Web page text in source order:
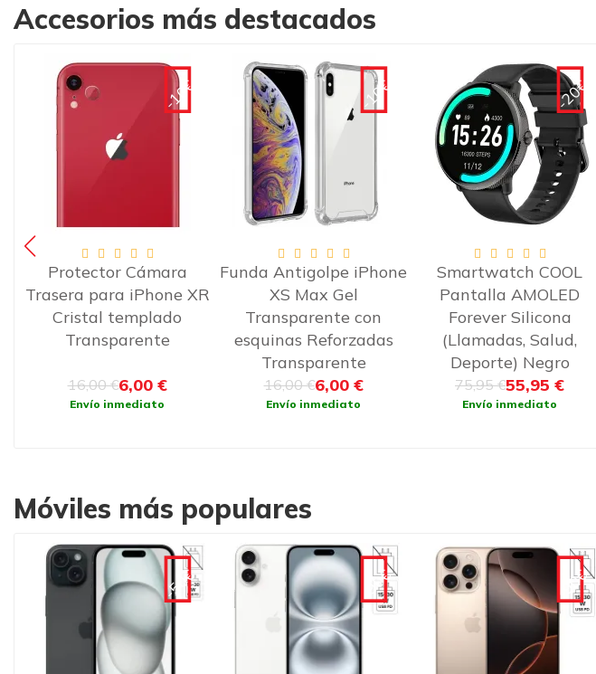
Accesorios más destacados
-10€
Funda Antigolpe iPhone
XS Max Gel
Transparente con
esquinas Reforzadas
16,00 €6,00 €
Envío inmediato
-20€
Smartwatch COOL
Pantalla AMOLED
Forever Silicona
(Llamadas, Salud,
Deporte) Negro
75,95 €55,95 €
Envío inmediato
-10€
Protector de pantalla
para iPhone 14 Plus
Transparente
15,00 €5,00 €
Envío inmediato
Móviles más populares
-90€ -90€ -120€